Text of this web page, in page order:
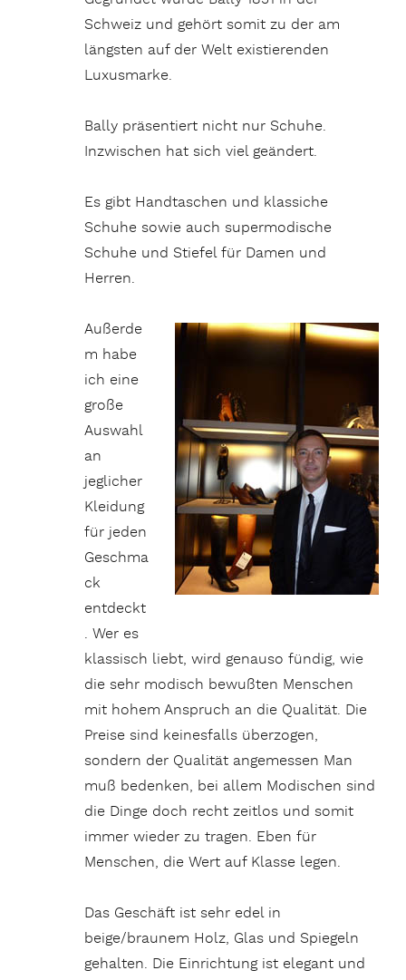
Schweiz und gehört somit zu der am
längsten auf der Welt existierenden
Luxusmarke.
Bally präsentiert nicht nur Schuhe.
Inzwischen hat sich viel geändert.
Es gibt Handtaschen und klassiche
Schuhe sowie auch supermodische
Schuhe und Stiefel für Damen und
Herren.
Außerde
m habe
ich eine
große
Auswahl
an
jeglicher
Kleidung
für jeden
Geschma
ck
entdeckt
. Wer es
klassisch liebt, wird genauso fündig, wie
die sehr modisch bewußten Menschen
mit hohem Anspruch an die Qualität. Die
Preise sind keinesfalls überzogen,
sondern der Qualität angemessen Man
muß bedenken, bei allem Modischen sind
die Dinge doch recht zeitlos und somit
immer wieder zu tragen. Eben für
Menschen, die Wert auf Klasse legen.
Das Geschäft ist sehr edel in
beige/braunem Holz, Glas und Spiegeln
gehalten. Die Einrichtung ist elegant und